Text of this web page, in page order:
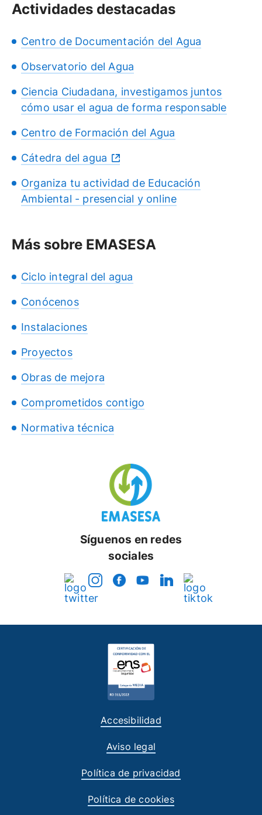
Actividades destacadas
Centro de Documentación del Agua
Observatorio del Agua
Ciencia Ciudadana, investigamos juntos
cómo usar el agua de forma responsable
Centro de Formación del Agua
Cátedra del agua
Organiza tu actividad de Educación
Ambiental - presencial y online
Más sobre EMASESA
Ciclo integral del agua
Conócenos
Instalaciones
Proyectos
Obras de mejora
Comprometidos contigo
Normativa técnica
Síguenos en redes
sociales
Accesibilidad
Aviso legal
Política de privacidad
Política de cookies